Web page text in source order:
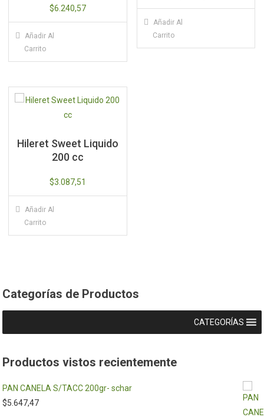
$6.240,57
Añadir Al
Carrito
Añadir Al
Carrito
Hileret Sweet Liquido
200 cc
$3.087,51
Añadir Al
Carrito
Categorías de Productos
CATEGORÍAS
Productos vistos recientemente
PAN CANELA S/TACC 200gr- schar
$5.647,47